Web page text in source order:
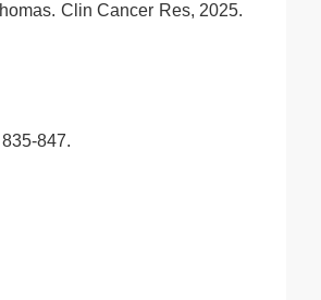
Clin Cancer Res, 2025.
847.